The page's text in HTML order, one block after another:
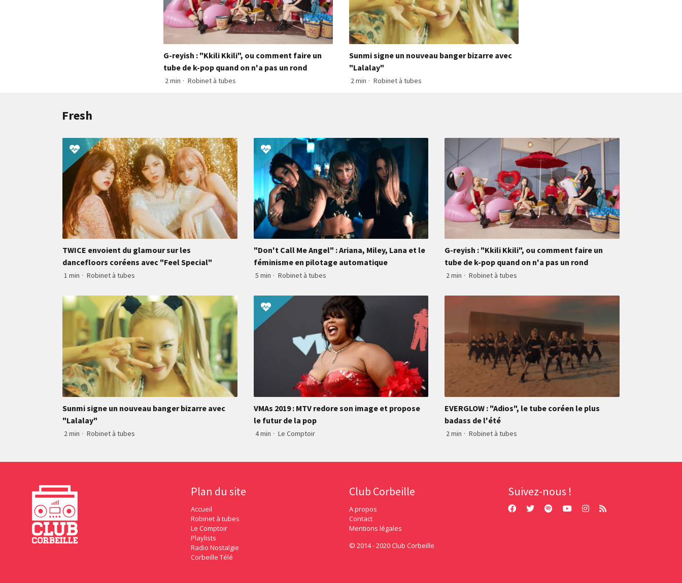
G-reyish : "Kkili Kkili", ou comment faire un
tube de k-pop quand on n'a pas un rond
2 min · Robinet à tubes
Sunmi signe un nouveau banger bizarre avec
"Lalalay"
2 min · Robinet à tubes
Fresh
TWICE envoient du glamour sur les
dancefloors coréens avec "Feel Special"
1 min · Robinet à tubes
"Don't Call Me Angel" : Ariana, Miley, Lana et le
féminisme en pilotage automatique
5 min · Robinet à tubes
G-reyish : "Kkili Kkili", ou comment faire un
tube de k-pop quand on n'a pas un rond
2 min · Robinet à tubes
Sunmi signe un nouveau banger bizarre avec
"Lalalay"
2 min · Robinet à tubes
VMAs 2019 : MTV redore son image et propose
le futur de la pop
4 min · Le Comptoir
EVERGLOW : "Adios", le tube coréen le plus
badass de l'été
2 min · Robinet à tubes
Plan du site
Accueil
Robinet à tubes
Le Comptoir
Playlists
Radio Nostalgie
Corbeille Télé
Club Corbeille
A propos
Contact
Mentions légales
© 2014 - 2020 Club Corbeille
Suivez-nous !